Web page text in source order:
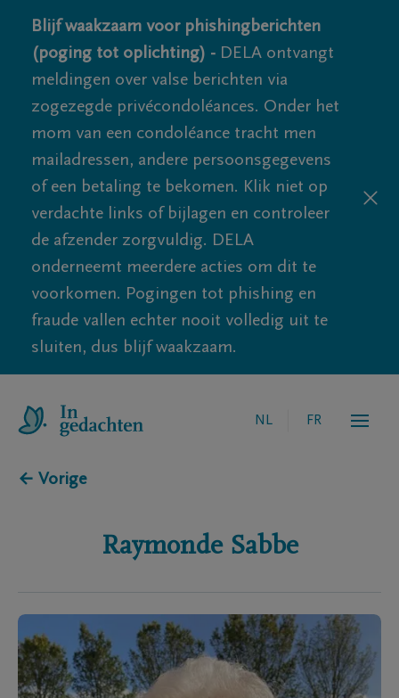
Blijf waakzaam voor phishingberichten
(poging tot oplichting) - DELA ontvangt
meldingen over valse berichten via
zogezegde privécondoléances. Onder het
mom van een condoléance tracht men
mailadressen, andere persoonsgegevens
of een betaling te bekomen. Klik niet op
verdachte links of bijlagen en controleer
de afzender zorgvuldig. DELA
onderneemt meerdere acties om dit te
voorkomen. Pogingen tot phishing en
fraude vallen echter nooit volledig uit te
sluiten, dus blijf waakzaam.
NL FR
← Vorige
Raymonde Sabbe